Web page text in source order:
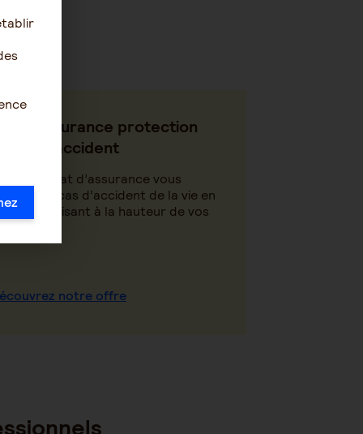
assurance protection
accident
contrat d’assurance vous
en cas d’accident de la vie en
indemnisant à la hauteur de vos
notre offre